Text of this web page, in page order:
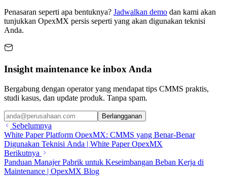
Penasaran seperti apa bentuknya? Jadwalkan demo dan kami akan
tunjukkan OpexMX persis seperti yang akan digunakan teknisi
Anda.
Insight maintenance ke inbox Anda
Bergabung dengan operator yang mendapat tips CMMS praktis,
studi kasus, dan update produk. Tanpa spam.
Berlangganan
Sebelumnya
White Paper Platform OpexMX: CMMS yang Benar-Benar
Digunakan Teknisi Anda | White Paper OpexMX
Berikutnya
Panduan Manajer Pabrik untuk Keseimbangan Beban Kerja di
Maintenance | OpexMX Blog